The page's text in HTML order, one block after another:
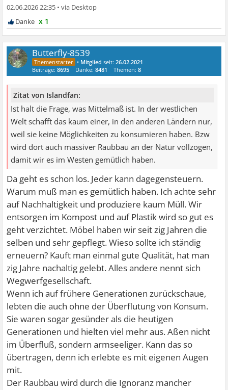
02.06.2026 22:35 •
x 1
Butterfly-8539
• Mitglied seit:26.02.2021
Beiträge:8695 Danke:8481 Themen:8
Zitat von Islandfan:
Ist halt die Frage, was Mittelmaß ist. In der westlichen
Welt schafft das kaum einer, in den anderen Ländern nur,
weil sie keine Möglichkeiten zu konsumieren haben. Bzw
wird dort auch massiver Raubbau an der Natur vollzogen,
damit wir es im Westen gemütlich haben.
Da geht es schon los. Jeder kann dagegensteuern.
Warum muß man es gemütlich haben. Ich achte sehr
auf Nachhaltigkeit und produziere kaum Müll. Wir
entsorgen im Kompost und auf Plastik wird so gut es
geht verzichtet. Möbel haben wir seit zig Jahren die
selben und sehr gepflegt. Wieso sollte ich ständig
erneuern? Kauft man einmal gute Qualität, hat man
zig Jahre nachaltig gelebt. Alles andere nennt sich
Wegwerfgesellschaft.
Wenn ich auf frühere Generationen zurückschaue,
lebten die auch ohne der Überflutung von Konsum.
Sie waren sogar gesünder als die heutigen
Generationen und hielten viel mehr aus. Aßen nicht
im Überfluß, sondern armseeliger. Kann das so
übertragen, denn ich erlebte es mit eigenen Augen
mit.
Der Raubbau wird durch die Ignoranz mancher